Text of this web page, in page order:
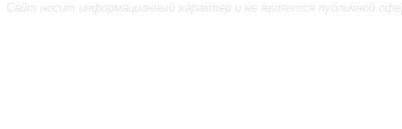
Сайт носит информационный характер и не является публичной